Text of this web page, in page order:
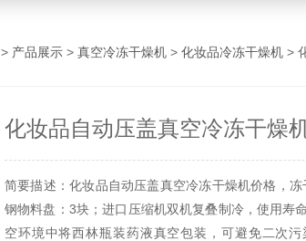
> 产品展示 > 真空冷冻干燥机 > 化妆品冷冻干燥机 > 化
化妆品自动压盖真空冷冻干燥
简要描述：化妆品自动压盖真空冷冻干燥机价格，
钢物料盘：3块；进口压缩机双机复叠制冷，使用寿
空环境中将西林瓶装药液真空包装，可避免二次